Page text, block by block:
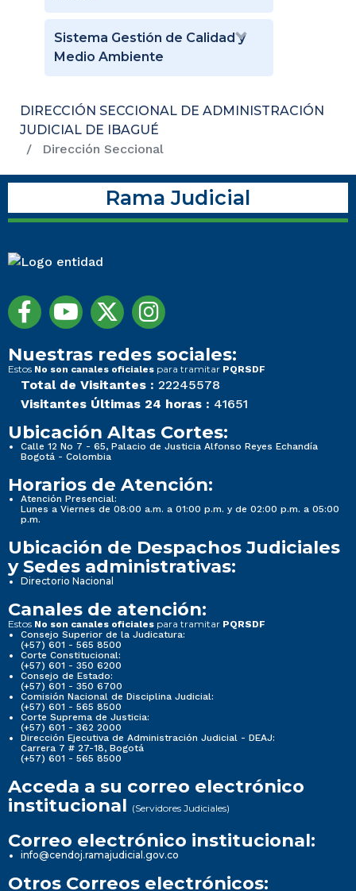
Sistema Gestión de Calidad y
Medio Ambiente
DIRECCIÓN SECCIONAL DE ADMINISTRACIÓN
JUDICIAL DE IBAGUÉ
Dirección Seccional
Rama Judicial
Nuestras redes sociales:
Estos No son canales oficiales para tramitar PQRSDF
Total de Visitantes : 22245578
Visitantes Últimas 24 horas : 41651
Ubicación Altas Cortes:
Calle 12 No 7 - 65, Palacio de Justicia Alfonso Reyes Echandía
Bogotá - Colombia
Horarios de Atención:
Atención Presencial:
Lunes a Viernes de 08:00 a.m. a 01:00 p.m. y de 02:00 p.m. a 05:00
p.m.
Ubicación de Despachos Judiciales
y Sedes administrativas:
Directorio Nacional
Canales de atención:
Estos No son canales oficiales para tramitar PQRSDF
Consejo Superior de la Judicatura:
(+57) 601 - 565 8500
Corte Constitucional:
(+57) 601 - 350 6200
Consejo de Estado:
(+57) 601 - 350 6700
Comisión Nacional de Disciplina Judicial:
(+57) 601 - 565 8500
Corte Suprema de Justicia:
(+57) 601 - 362 2000
Dirección Ejecutiva de Administración Judicial - DEAJ:
Carrera 7 # 27-18, Bogotá
(+57) 601 - 565 8500
Acceda a su correo electrónico
institucional (Servidores Judiciales)
Correo electrónico institucional:
info@cendoj.ramajudicial.gov.co
Otros Correos electrónicos: